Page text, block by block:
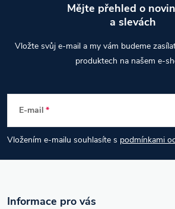
p
a
t
Mějte přehled o
a slevách
Vložte svůj e-mail a my vám budeme
produktech na našem e-
E-mail
Vložením e-mailu souhlasíte s podmínkami
Informace pro vás